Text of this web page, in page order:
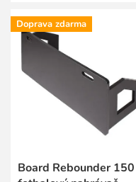
104 x 97 cm.
Doprava zdarma
Board Rebounder 150